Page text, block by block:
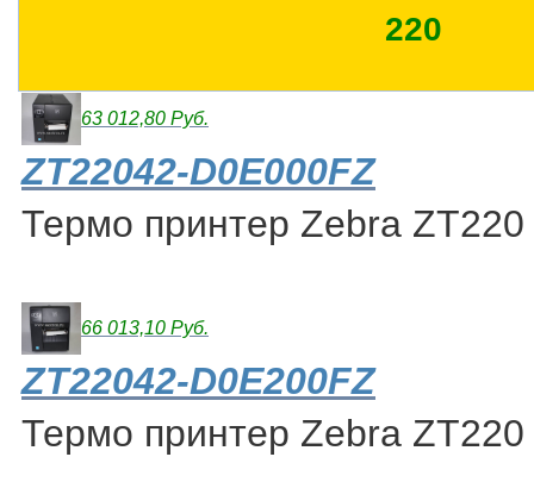
220
63 012,80 Руб.
ZT22042-D0E000FZ
Термо принтер Zebra ZT220
66 013,10 Руб.
ZT22042-D0E200FZ
Термо принтер Zebra ZT220